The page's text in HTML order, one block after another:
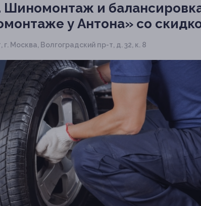
Шиномонтаж и
у Антона» со
г. Москва, Волгоградский пр-т, д. 32, к. 8